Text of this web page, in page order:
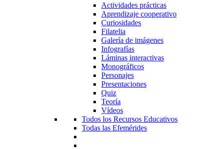
Actividades prácticas
Aprendizaje cooperativo
Curiosidades
Filatelia
Galería de imágenes
Infografías
Láminas interactivas
Monográficos
Personajes
Presentaciones
Quiz
Teoría
Vídeos
Todos los Recursos Educativos
Todas las Efemérides